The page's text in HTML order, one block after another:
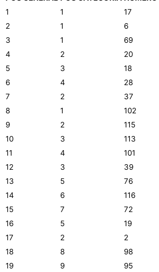
1
1 17
2
1 6
3
1 69
4
2 20
5
3 18
6
4 28
7
2 37
8
1 102
9
2 115
10
3 113
11
4 101
12
3 39
13
5 76
14
6 116
15
7 72
16
5 19
17
2 2
18
8 98
19
9 95